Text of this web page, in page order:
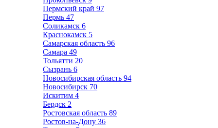
Пермский край 97
Пермь 47
Соликамск 6
Краснокамск 5
Самарская область 96
Самара 49
Тольятти 20
Сызрань 6
Новосибирская область 94
Новосибирск 70
Искитим 4
Бердск 2
Ростовская область 89
Ростов-на-Дону 36